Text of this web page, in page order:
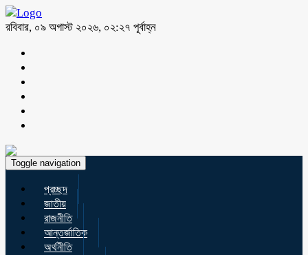
রবিবার, ০৯ অগাস্ট ২০২৬, ০২:২৭ পূর্বাহ্ন
Toggle navigation
প্রচ্ছদ
জাতীয়
রাজনীতি
আন্তর্জাতিক
অর্থনীতি